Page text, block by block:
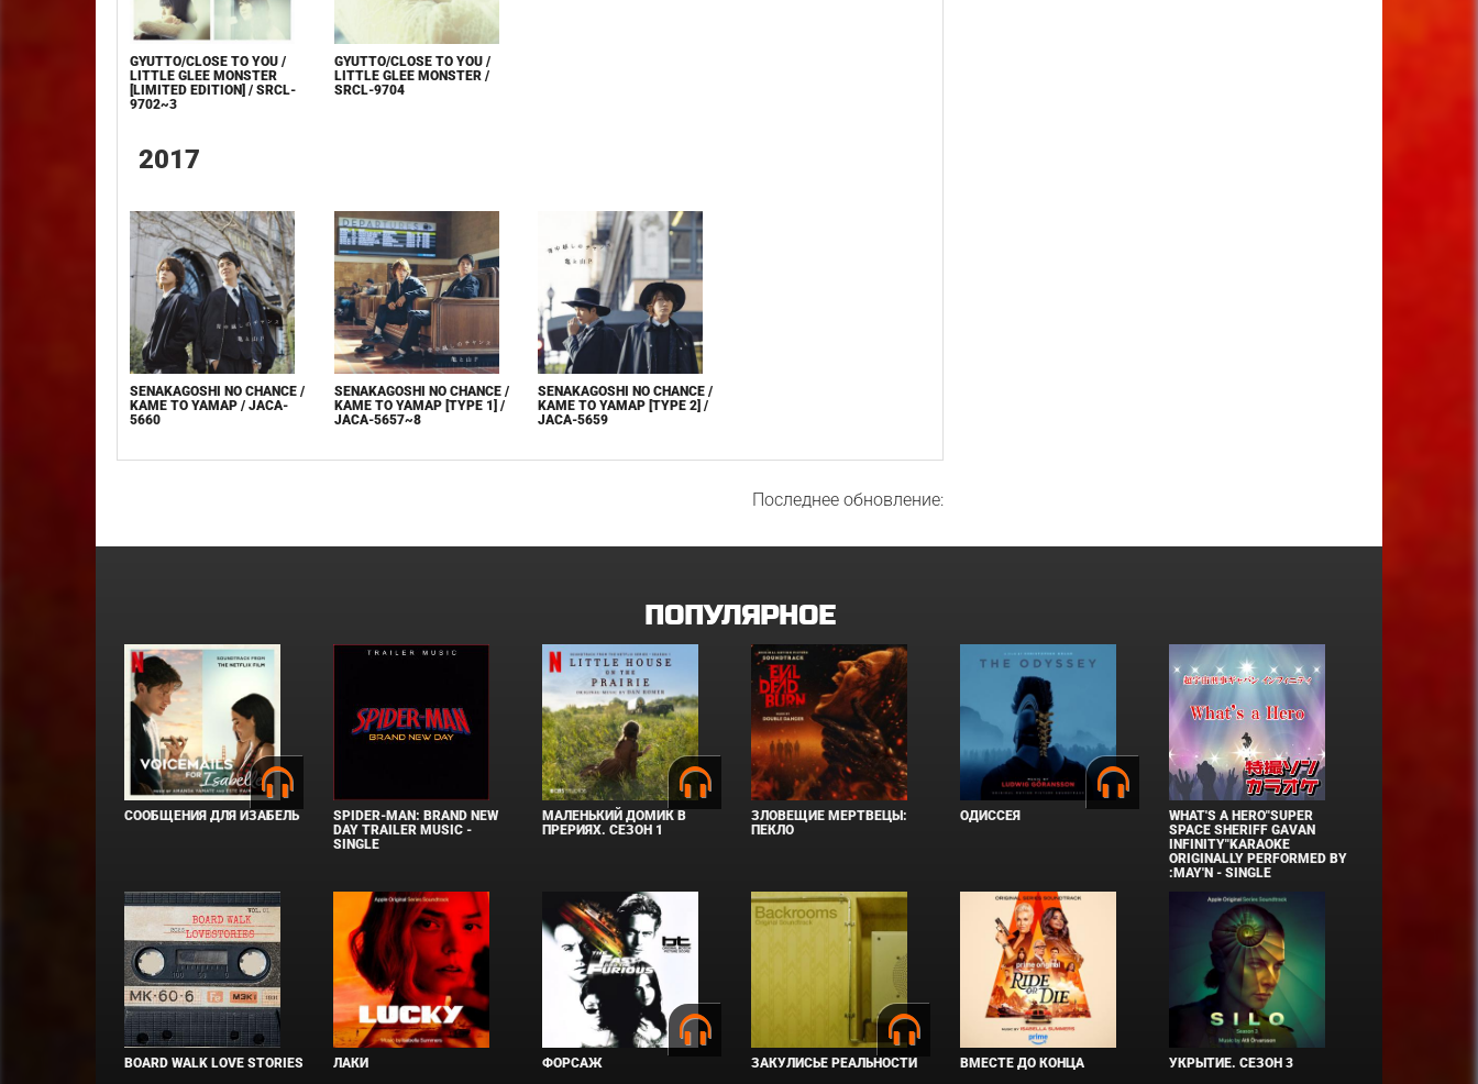
GYUTTO/CLOSE TO YOU /
LITTLE GLEE MONSTER
[LIMITED EDITION] / SRCL-
9702~3
GYUTTO/CLOSE TO YOU /
LITTLE GLEE MONSTER /
SRCL-9704
2017
SENAKAGOSHI NO CHANCE /
KAME TO YAMAP / JACA-
5660
SENAKAGOSHI NO CHANCE /
KAME TO YAMAP [TYPE 1] /
JACA-5657~8
SENAKAGOSHI NO CHANCE /
KAME TO YAMAP [TYPE 2] /
JACA-5659
Последнее обновление:
ПОПУЛЯРНОЕ
СООБЩЕНИЯ ДЛЯ ИЗАБЕЛЬ
SPIDER-MAN: BRAND NEW
DAY TRAILER MUSIC -
SINGLE
МАЛЕНЬКИЙ ДОМИК В
ПРЕРИЯХ. СЕЗОН 1
ЗЛОВЕЩИЕ МЕРТВЕЦЫ:
ПЕКЛО
ОДИССЕЯ
WHAT'S A HERO"SUPER
SPACE SHERIFF GAVAN
INFINITY"KARAOKE
ORIGINALLY PERFORMED BY
:MAY'N - SINGLE
BOARD WALK LOVE STORIES ЛАКИ ФОРСАЖ ЗАКУЛИСЬЕ РЕАЛЬНОСТИ ВМЕСТЕ ДО КОНЦА УКРЫТИЕ. СЕЗОН 3